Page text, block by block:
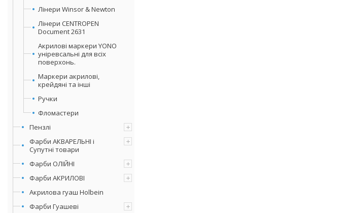
Лінери Winsor & Newton
Лінери CENTROPEN
Document 2631
Акрилові маркери YONO
уніревсальні для всіх
поверхонь.
Маркери акрилові,
крейдяні та інші
Ручки
Фломастери
Пензлі
Фарби АКВАРЕЛЬНІ і
Супутні товари
Фарби ОЛІЙНІ
Фарби АКРИЛОВІ
Акрилова гуаш Holbein
Фарби Гуашеві